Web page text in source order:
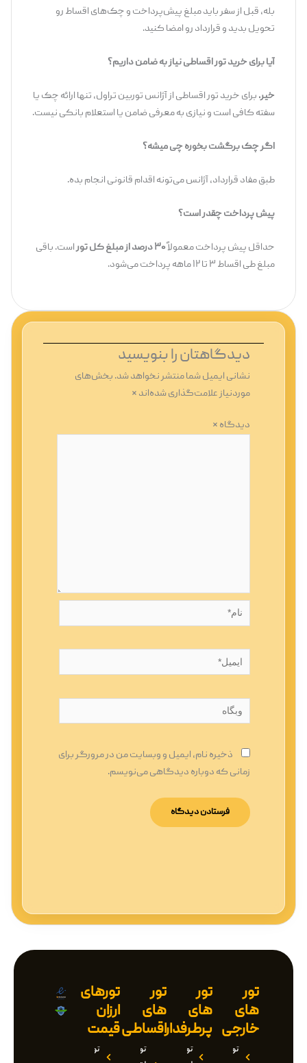
بله، قبل از سفر باید مبلغ پیش‌پرداخت و چک‌های اقساط رو
تحویل بدید و قرارداد رو امضا کنید.
آیا برای خرید تور اقساطی نیاز به ضامن داریم؟
برای خرید تور اقساطی از آژانس توربین تراول، تنها ارائه چک یا
سفته کافی است و نیازی به معرفی ضامن یا استعلام بانکی نیست.
اگر چک برگشت بخوره چی میشه؟
طبق مفاد قرارداد، آژانس می‌تونه اقدام قانونی انجام بده.
پیش پرداخت چقدر است؟
حداقل پیش‌ پرداخت معمولاً۳۰ درصد از مبلغ کل تور
است. باقی
مبلغ طی اقساط ۳ تا ۱۲ ماهه پرداخت می‌شود.
دیدگاهتان را بنویسید
نشانی ایمیل شما منتشر نخواهد شد.بخش‌های
موردنیاز علامت‌گذاری شده‌اند*
دیدگاه*
ذخیره نام، ایمیل و وبسایت من در مرورگر برای
زمانی که دوباره دیدگاهی می‌نویسم.
خارجی
های
پرطرفدار
های
اقساطی
تورهای
ارزان
قیمت